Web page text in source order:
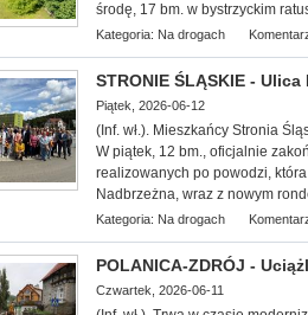
środę, 17 bm. w bystrzyckim
Kategoria: Na drogach
STRONIE ŚLĄSKIE -
Piątek, 2026-06-12
(Inf. wł.). Mieszkańcy Stronia
W piątek, 12 bm., oficjalnie
realizowanych po powodzi,
Nadbrzeżna, wraz z nowym
Kategoria: Na drogach
POLANICA-ZDRÓJ -
Czwartek, 2026-06-11